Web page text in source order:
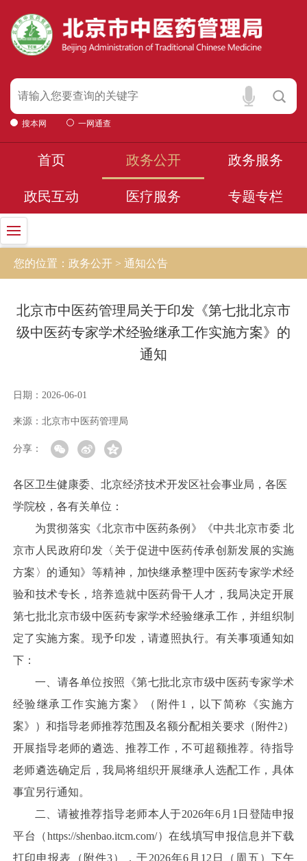
搜本网 一网通查
首页 政务公开 政务服务
政民互动 医疗服务 专题专栏
您的位置：政务公开 > 通知公告
北京市中医药管理局关于印发《第七批北京市
级中医药专家学术经验继承工作实施方案》的
通知
日期： 2026-06-01
来源： 北京市中医药管理局
分享：
各区卫生健康委、北京经济技术开发区社会事业局，各医
学院校，各有关单位：
为贯彻落实《北京市中医药条例》《中共北京市委 北
京市人民政府印发〈关于促进中医药传承创新发展的实施
方案〉的通知》等精神，加快继承整理中医药专家学术经
验和技术专长，培养造就中医药骨干人才，我局决定开展
第七批北京市级中医药专家学术经验继承工作，并组织制
定了实施方案。现予印发，请遵照执行。有关事项通知如
下：
一、请各单位按照《第七批北京市级中医药专家学术
经验继承工作实施方案》（附件1，以下简称《实施方
案》）和指导老师推荐范围及名额分配相关要求（附件2）
开展指导老师的遴选、推荐工作，不可超额推荐。待指导
老师遴选确定后，我局将组织开展继承人选配工作，具体
事宜另行通知。
二、请被推荐指导老师本人于2026年6月1日登陆申报
平台（https://shenbao.itcm.com/）在线填写申报信息并下载
打印申报表（附件3），于2026年6月12日（周五）下午